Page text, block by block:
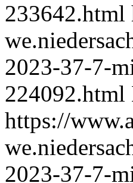
233642.html
2023-37-7-
224092.html
https://
2023-37-7-